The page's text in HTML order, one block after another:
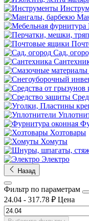
Сад,
Хозтовары
Хомуты
Электро
Назад
Фильтр по параметрам
24.04 - 317.78 ₽ Цена